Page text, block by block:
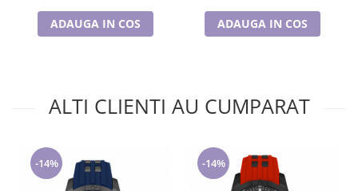
ADAUGA IN COS ADAUGA IN COS
ALTI CLIENTI AU CUMPARAT
-14% -14%